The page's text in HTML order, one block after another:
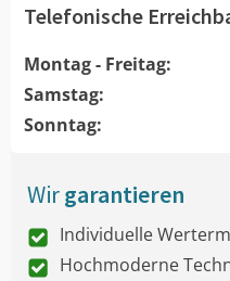
Telefonische
Montag - Freitag:
Samstag:
Sonntag:
Wirgarantieren
Individuelle
Hochmoderne